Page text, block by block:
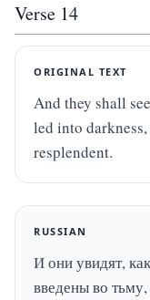
Verse 14
ORIGINAL TEXT
And they shall
led into
resplendent.
RUSSIAN
И они увидят,
введены во